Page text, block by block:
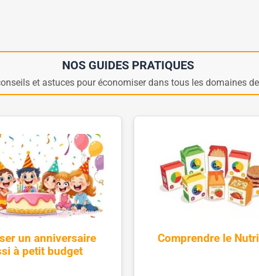
NOS GUIDES PRATIQUES
et astuces pour économiser dans tous les domaines
un anniversaire
à petit budget
Comprendre le